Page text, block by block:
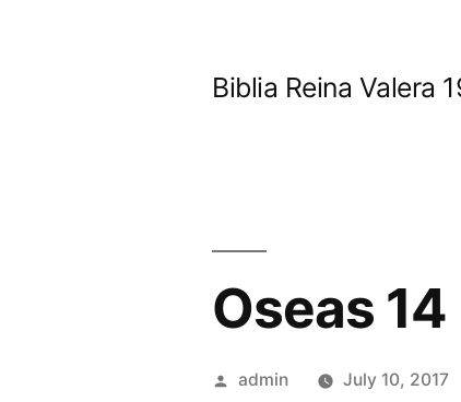
Biblia Reina Valera
Oseas 14
Posted
admin July 10, 2017